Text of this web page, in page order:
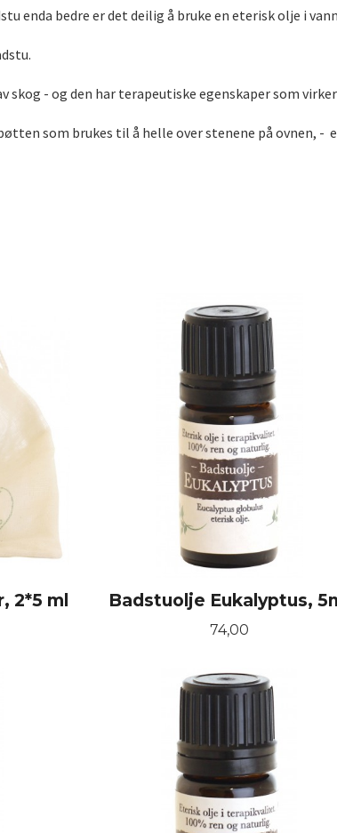
enda bedre er det deilig å bruke en eterisk olje i
skog - og den har terapeutiske egenskaper som
som brukes til å helle over stenene på ovnen,
2*5 ml Badstuolje Eukalyptus,
Pris
74,00
KJØP